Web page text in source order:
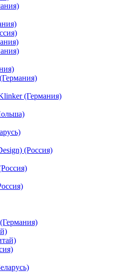
(Германия)
(Россия)